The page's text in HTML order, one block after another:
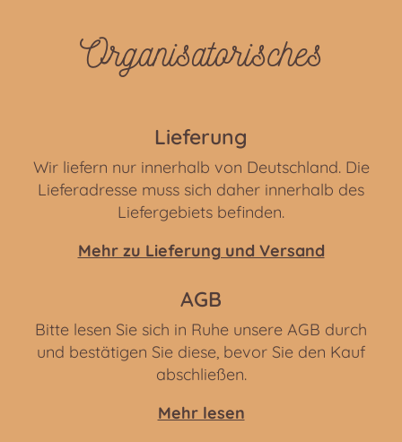
Organisatorisches
Lieferung
Wir liefern nur innerhalb von Deutschland. Die
Lieferadresse muss sich daher innerhalb des
Liefergebiets befinden.
Mehr zu Lieferung und Versand
AGB
Bitte lesen Sie sich in Ruhe unsere AGB durch
und bestätigen Sie diese, bevor Sie den Kauf
abschließen.
Mehr lesen